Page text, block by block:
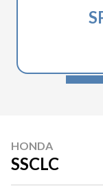
HONDA
SSCLC